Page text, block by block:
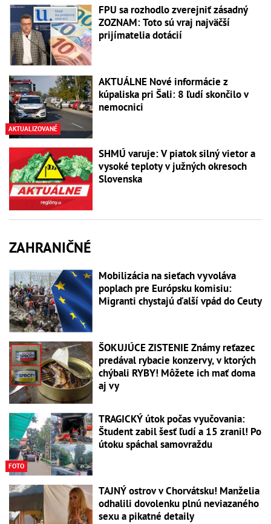
FPU sa rozhodlo zverejniť zásadný
ZOZNAM: Toto sú vraj najväčší
prijímatelia dotácií
AKTUALIZOVANÉ
AKTUÁLNE Nové informácie z
kúpaliska pri Šali: 8 ľudí skončilo v
nemocnici
SHMÚ varuje: V piatok silný vietor a
vysoké teploty v južných okresoch
Slovenska
ZAHRANIČNÉ
Mobilizácia na sieťach vyvoláva
poplach pre Európsku komisiu:
Migranti chystajú ďalší vpád do Ceuty
ŠOKUJÚCE ZISTENIE Známy reťazec
predával rybacie konzervy, v ktorých
chýbali RYBY! Môžete ich mať doma
aj vy
FOTO
TRAGICKÝ útok počas vyučovania:
Študent zabil šesť ľudí a 15 zranil! Po
útoku spáchal samovraždu
TAJNÝ ostrov v Chorvátsku! Manželia
odhalili dovolenku plnú neviazaného
sexu a pikatné detaily